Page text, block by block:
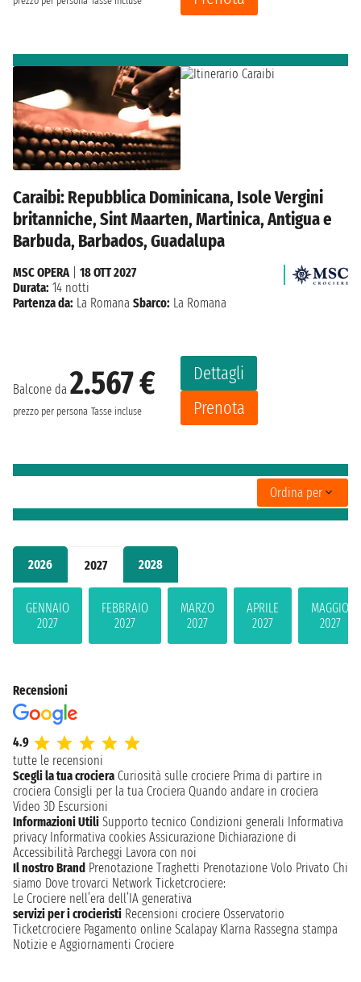
2026 2027 2028
GENNAIO
2027
FEBBRAIO
2027
MARZO
2027
APRILE
2027
MAGGIO
2027
Caraibi: Repubblica Dominicana, Isole Vergini
britanniche, Sint Maarten, Martinica, Antigua e
Barbuda, Barbados, Guadalupa
Balcone da 2.567 €
prezzo per persona Tasse incluse
Dettagli
Prenota
MSC OPERA| 18 OTT 2027
Durata: 14 notti
Partenza da: La Romana Sbarco: La Romana
Ordina per
Recensioni
4.9
tutte le recensioni
Scegli la tua crociera Curiosità sulle crociere Prima di partire in
crociera Consigli per la tua Crociera Quando andare in crociera
Video 3D Escursioni
Informazioni Utili Supporto tecnico Condizioni generali Informativa
privacy Informativa cookies Assicurazione Dichiarazione di
Accessibilità Parcheggi Lavora con noi
Il nostro Brand Prenotazione Traghetti Prenotazione Volo Privato Chi
siamo Dove trovarci Network Ticketcrociere:
Le Crociere nell’era dell’IA generativa
servizi per i crocieristi Recensioni crociere Osservatorio
Ticketcrociere Pagamento online Scalapay Klarna Rassegna stampa
Notizie e Aggiornamenti Crociere